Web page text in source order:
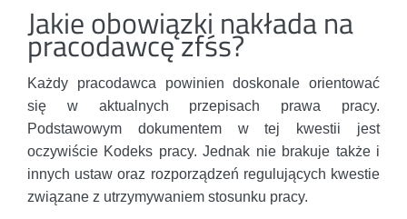
Jakie obowiązki nakłada na
pracodawcę zfśs?
Każdy pracodawca powinien doskonale orientować
się w aktualnych przepisach prawa pracy.
Podstawowym dokumentem w tej kwestii jest
oczywiście Kodeks pracy. Jednak nie brakuje także i
innych ustaw oraz rozporządzeń regulujących kwestie
związane z utrzymywaniem stosunku pracy.